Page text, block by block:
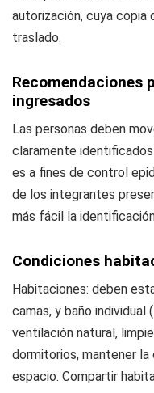
autorización, cuya
traslado.
Recomendaciones
ingresados
Las personas deben
claramente
es a fines de control
de los integrantes
más fácil la
Condiciones
Habitaciones: deben
camas, y baño individual
ventilación natural,
dormitorios, mantener la
espacio. Compartir